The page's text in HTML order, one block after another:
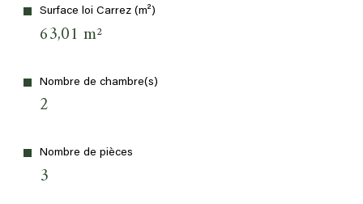
Surface loi Carrez (m²)
63,01 m²
Nombre de chambre(s)
2
Nombre de pièces
3